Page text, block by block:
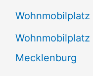
Mecklenburg